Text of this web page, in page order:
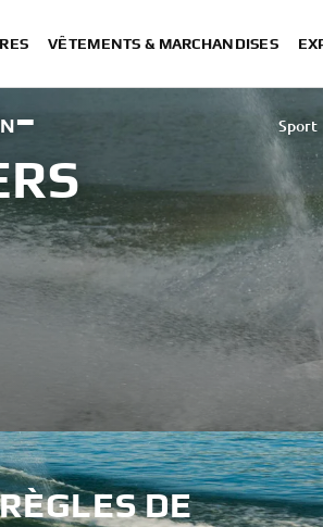
VÊTEMENTS & MARCHANDISES
Sport
-
DE